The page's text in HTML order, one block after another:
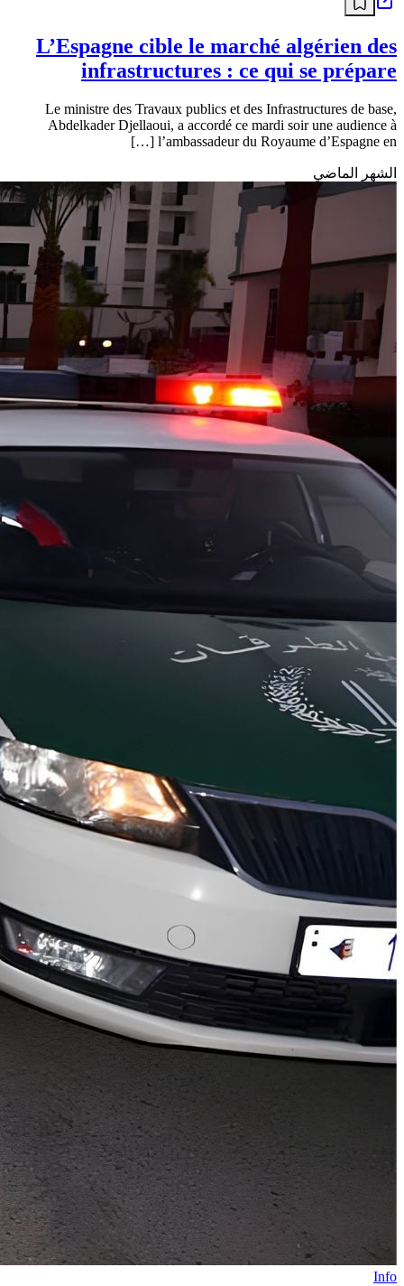
L’Espagne cible le marché algérien des
infrastructures : ce qui se prépare
Le ministre des Travaux publics et des Infrastructures de base,
Abdelkader Djellaoui, a accordé ce mardi soir une audience à
l’ambassadeur du Royaume d’Espagne en […]
الشهر الماضي
Info